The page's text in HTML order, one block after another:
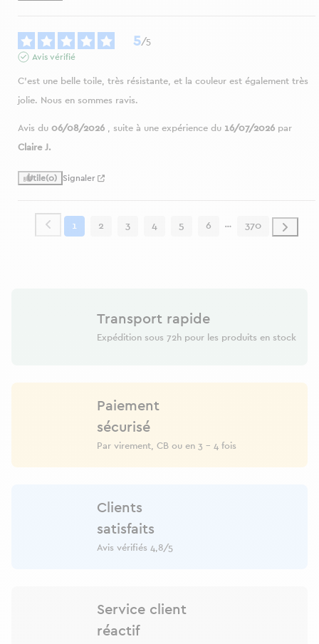
5/5
Avis vérifié
C'est une belle toile, très résistante, et la couleur est également très
jolie. Nous en sommes ravis.
Avis du 06/08/2026 , suite à une expérience du 16/07/2026 par
Claire J.
Utile(0) Signaler
1 2 3 4 5 6 370
Transport rapide
Expédition sous 72h pour les produits en stock
Paiement
sécurisé
Par virement, CB ou en 3 - 4 fois
Clients
satisfaits
Avis vérifiés 4,8/5
Service client
réactif